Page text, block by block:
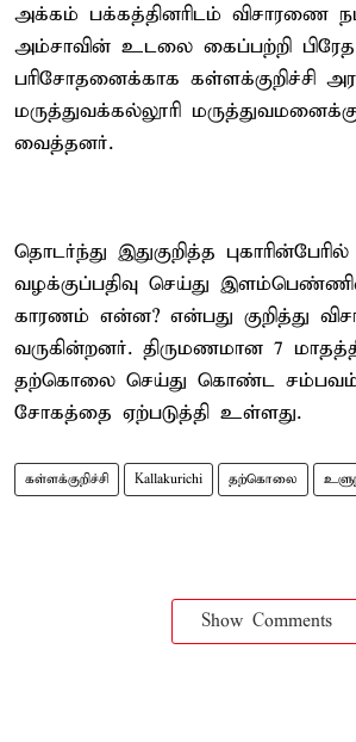
அக்கம் பக்கத்தினரிடம் விசாரணை
அம்சாவின் உடலை கைப்பற்றி பிரேத
பரிசோதனைக்காக கள்ளக்குறிச்சி
மருத்துவக்கல்லூரி
வைத்தனர்.
தொடர்ந்து இதுகுறித்த
வழக்குப்பதிவு செய்து
காரணம் என்ன? என்பது குறித்து
வருகின்றனர். திருமணமான 7
தற்கொலை செய்து கொண்ட சம்பவம்
சோகத்தை ஏற்படுத்தி உள்ளது.
கள்ளக்குறிச்சி Kallakurichi தற்கொலை
Show Comments